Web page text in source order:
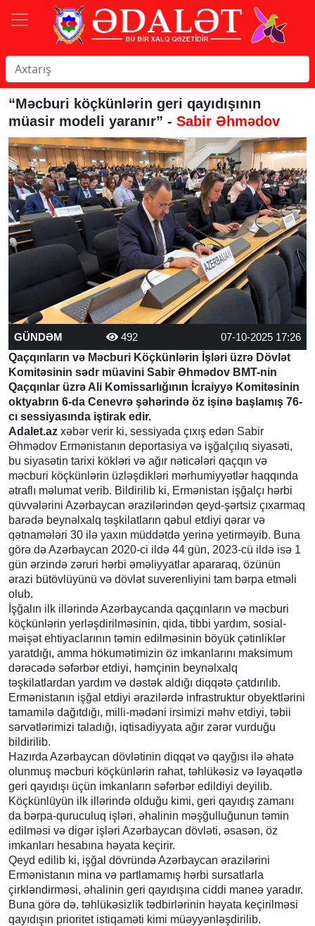
“Məcburi köçkünlərin geri qayıdışının
müasir modeli yaranır” - Sabir Əhmədov
GÜNDƏM 492
07-10-2025 17:26
Qaçqınların və Məcburi Köçkünlərin İşləri üzrə Dövlət
Komitəsinin sədr müavini Sabir Əhmədov BMT-nin
Qaçqınlar üzrə Ali Komissarlığının İcraiyyə Komitəsinin
oktyabrın 6-da Cenevrə şəhərində öz işinə başlamış 76-
cı sessiyasında iştirak edir.
Adalet.az xəbər verir ki, sessiyada çıxış edən Sabir
Əhmədov Ermənistanın deportasiya və işğalçılıq siyasəti,
bu siyasətin tarixi kökləri və ağır nəticələri qaçqın və
məcburi köçkünlərin üzləşdikləri mərhumiyyətlər haqqında
ətraflı məlumat verib. Bildirilib ki, Ermənistan işğalçı hərbi
qüvvələrini Azərbaycan ərazilərindən qeyd-şərtsiz çıxarmaq
barədə beynəlxalq təşkilatların qəbul etdiyi qərar və
qətnamələri 30 ilə yaxın müddətdə yerinə yetirməyib. Buna
görə də Azərbaycan 2020-ci ildə 44 gün, 2023-cü ildə isə 1
gün ərzində zəruri hərbi əməliyyatlar apararaq, özünün
ərazi bütövlüyünü və dövlət suverenliyini tam bərpa etməli
olub.
İşğalın ilk illərində Azərbaycanda qaçqınların və məcburi
köçkünlərin yerləşdirilməsinin, qida, tibbi yardım, sosial-
məişət ehtiyaclarının təmin edilməsinin böyük çətinliklər
yaratdığı, amma hökumətimizin öz imkanlarını maksimum
dərəcədə səfərbər etdiyi, həmçinin beynəlxalq
təşkilatlardan yardım və dəstək aldığı diqqətə çatdırılıb.
Ermənistanın işğal etdiyi ərazilərdə infrastruktur obyektlərini
tamamilə dağıtdığı, milli-mədəni irsimizi məhv etdiyi, təbii
sərvətlərimizi taladığı, iqtisadiyyata ağır zərər vurduğu
bildirilib.
Hazırda Azərbaycan dövlətinin diqqət və qayğısı ilə əhatə
olunmuş məcburi köçkünlərin rahat, təhlükəsiz və ləyaqətlə
geri qayıdışı üçün imkanların səfərbər edildiyi deyilib.
Köçkünlüyün ilk illərində olduğu kimi, geri qayıdış zamanı
da bərpa-quruculuq işləri, əhalinin məşğulluğunun təmin
edilməsi və digər işləri Azərbaycan dövləti, əsasən, öz
imkanları hesabına həyata keçirir.
Qeyd edilib ki, işğal dövründə Azərbaycan ərazilərini
Ermənistanın mina və partlamamış hərbi sursatlarla
çirkləndirməsi, əhalinin geri qayıdışına ciddi maneə yaradır.
Buna görə də, təhlükəsizlik tədbirlərinin həyata keçirilməsi
qayıdışın prioritet istiqaməti kimi müəyyənləşdirilib.